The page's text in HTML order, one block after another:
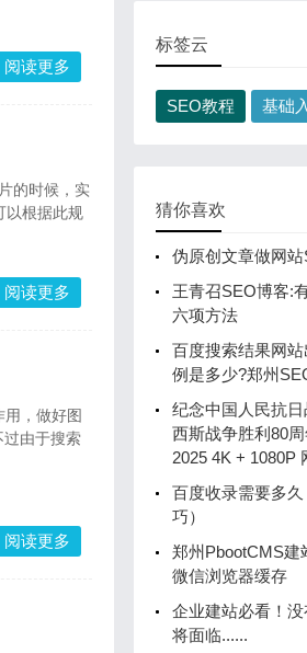
阅读更多
的时候，实
以根据此规
阅读更多
，做好图
由于搜索
阅读更多
标签云
SEO教程 基础
猜你喜欢
伪原创文章做网
王青召SEO博客:
六项方法
百度搜索结果网
例是多少?郑州
纪念中国人民抗
西斯战争胜利80
2025 4K + 1080P
百度收录需要多
巧）
郑州PbootCMS建
微信浏览器缓存
企业建站必看！
将面临......